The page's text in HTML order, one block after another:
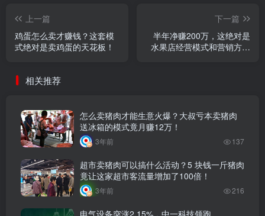
上一篇
鸡蛋怎么卖才赚钱？这套模
式绝对是卖鸡蛋的天花板！
下一篇
半年净赚200万，这绝对是
水果店经营模式和营销方法
相关推荐
怎么卖猪肉才能生意火爆？大叔亏本卖猪肉
送冰箱的模式竟月赚12万！
3年前 137
超市卖猪肉可以搞什么活动？5 块钱一斤猪肉
竟让这家超市客流量增加了100倍！
3年前 216
电气设备突涨2.15%，中一科技领跑